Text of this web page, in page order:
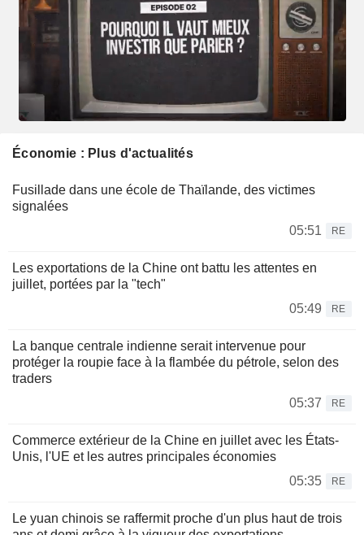
Économie : Plus d'actualités
Fusillade dans une école de Thaïlande, des victimes
signalées
05:51
RE
Les exportations de la Chine ont battu les attentes en
juillet, portées par la "tech"
05:49
RE
La banque centrale indienne serait intervenue pour
protéger la roupie face à la flambée du pétrole, selon des
traders
05:37
RE
Commerce extérieur de la Chine en juillet avec les États-
Unis, l'UE et les autres principales économies
05:35
RE
Le yuan chinois se raffermit proche d'un plus haut de trois